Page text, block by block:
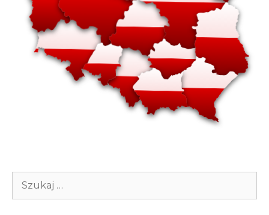
Szukaj: